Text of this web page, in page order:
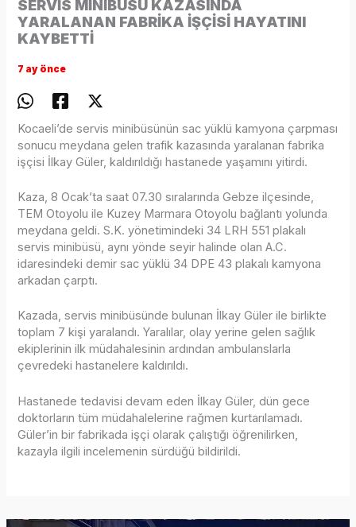
SERVİS MİNİBÜSÜ KAZASINDA
YARALANAN FABRİKA İŞÇİSİ HAYATINI
KAYBETTİ
7 ay önce
Kocaeli’de servis minibüsünün sac yüklü kamyona çarpması
sonucu meydana gelen trafik kazasında yaralanan fabrika
işçisi İlkay Güler, kaldırıldığı hastanede yaşamını yitirdi.
Kaza, 8 Ocak’ta saat 07.30 sıralarında Gebze ilçesinde,
TEM Otoyolu ile Kuzey Marmara Otoyolu bağlantı yolunda
meydana geldi. S.K. yönetimindeki 34 LRH 551 plakalı
servis minibüsü, aynı yönde seyir halinde olan A.C.
idaresindeki demir sac yüklü 34 DPE 43 plakalı kamyona
arkadan çarptı.
Kazada, servis minibüsünde bulunan İlkay Güler ile birlikte
toplam 7 kişi yaralandı. Yaralılar, olay yerine gelen sağlık
ekiplerinin ilk müdahalesinin ardından ambulanslarla
çevredeki hastanelere kaldırıldı.
Hastanede tedavisi devam eden İlkay Güler, dün gece
doktorların tüm müdahalelerine rağmen kurtarılamadı.
Güler’in bir fabrikada işçi olarak çalıştığı öğrenilirken,
kazayla ilgili incelemenin sürdüğü bildirildi.